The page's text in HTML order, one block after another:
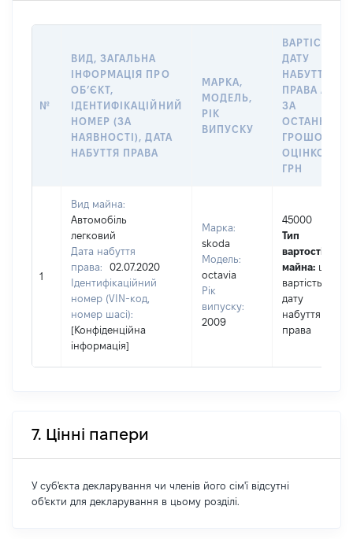
№
ВИД, ЗАГАЛЬНА
ІНФОРМАЦІЯ ПРО
ОБʼЄКТ,
ІДЕНТИФІКАЦІЙНИЙ
НОМЕР (ЗА
НАЯВНОСТІ), ДАТА
НАБУТТЯ ПРАВА
МАРКА,
МОДЕЛЬ,
РІК
ВИПУСКУ
ВАРТІСТЬ НА
ДАТУ
НАБУТТЯ
ПРАВА АБО
ЗА
ГРОШОВОЮ
ОЦІНКОЮ,
ГРН
1
Вид майна:
Автомобіль
легковий
Дата набуття
права:
02.07.2020
Ідентифікаційний
номер (VIN-код,
номер шасі):
[Конфіденційна
інформація]
Марка:
skoda
Модель:
octavia
Рік
випуску:
2009
45000
Тип
вартості
майна: це
вартість на
дату
набуття
права
7. Цінні папери
У суб'єкта декларування чи членів його сім'ї відсутні
об'єкти для декларування в цьому розділі.